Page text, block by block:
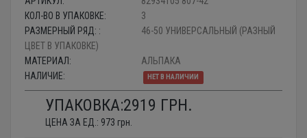
КОЛ-ВО В УПАКОВКЕ:
3
РАЗМЕРНЫЙ РЯД: :
46-50 УНИВЕРСАЛЬНЫЙ (РАЗНЫЙ
ЦВЕТ В УПАКОВКЕ)
МАТЕРИАЛ:
АЛЬПАКА
НАЛИЧИЕ:
НЕТ В НАЛИЧИИ
УПАКОВКА:2919 ГРН.
ЦЕНА ЗА ЕД.: 973 грн.